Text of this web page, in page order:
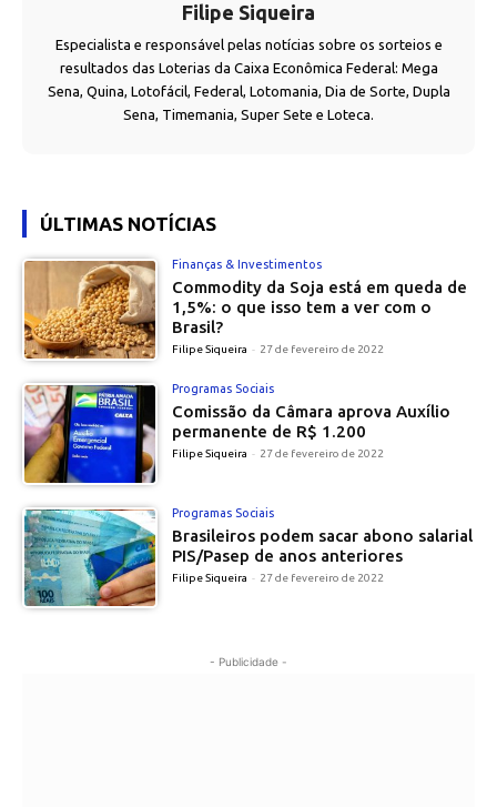
Filipe Siqueira
Especialista e responsável pelas notícias sobre os sorteios e
resultados das Loterias da Caixa Econômica Federal: Mega
Sena, Quina, Lotofácil, Federal, Lotomania, Dia de Sorte, Dupla
Sena, Timemania, Super Sete e Loteca.
ÚLTIMAS NOTÍCIAS
Finanças & Investimentos
Commodity da Soja está em queda de
1,5%: o que isso tem a ver com o
Brasil?
Filipe Siqueira - 27 de fevereiro de 2022
Programas Sociais
Comissão da Câmara aprova Auxílio
permanente de R$ 1.200
Filipe Siqueira - 27 de fevereiro de 2022
Programas Sociais
Brasileiros podem sacar abono salarial
PIS/Pasep de anos anteriores
Filipe Siqueira - 27 de fevereiro de 2022
- Publicidade -